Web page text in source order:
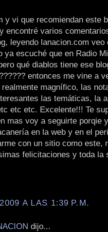
y vi que recomiendan este
encontré varios
leyendo lanacion.com veo
ya escuché que en Radio
qué diablos tiene ese
entonces me vine a
magnífico, las
las temáticas, la
etc etc. Excelente!!! Te
mas voy a seguirte porqie
en la web y en el
con un sitio como este,
felicitaciones y toda la
A LAS 1:39 P.M.
dijo...